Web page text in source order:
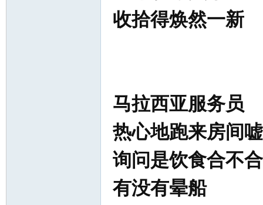
收拾得焕然一新
马拉西亚服务员
热心地跑来房间
询问是饮食合不
有没有晕船